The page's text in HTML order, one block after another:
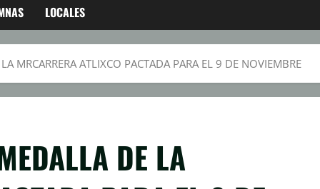
LOCALES
MRCARRERA ATLIXCO PACTADA PARA EL 9 DE NOVIEMBRE
DE LA